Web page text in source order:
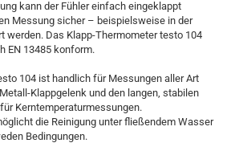
kann der Fühler einfach eingeklappt
Messung sicher – beispielsweise in der
werden. Das Klapp-Thermometer testo 104
EN 13485 konform.
104 ist handlich für Messungen aller Art
Klappgelenk und den langen, stabilen
Kerntemperaturmessungen.
die Reinigung unter fließendem Wasser
Bedingungen.